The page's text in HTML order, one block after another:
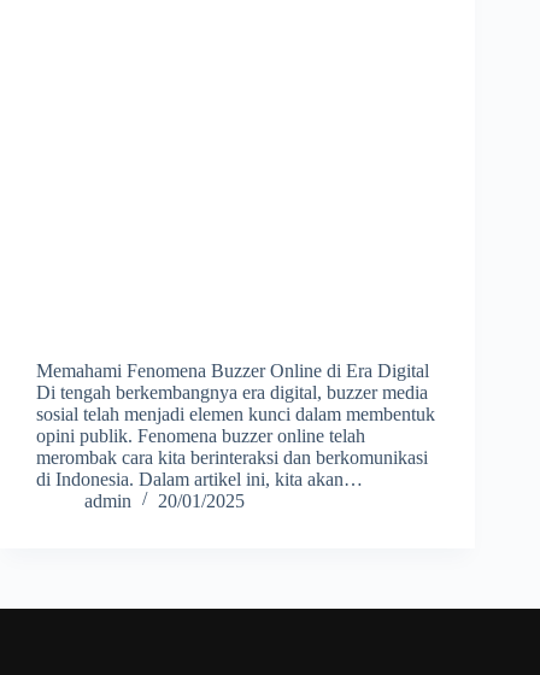
Memahami Fenomena Buzzer Online di Era Digital
Di tengah berkembangnya era digital, buzzer media
sosial telah menjadi elemen kunci dalam membentuk
opini publik. Fenomena buzzer online telah
merombak cara kita berinteraksi dan berkomunikasi
di Indonesia. Dalam artikel ini, kita akan…
admin
20/01/2025